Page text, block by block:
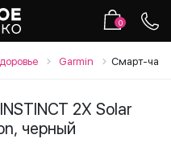
0
Garmin Смарт-часы
2X Solar
черный